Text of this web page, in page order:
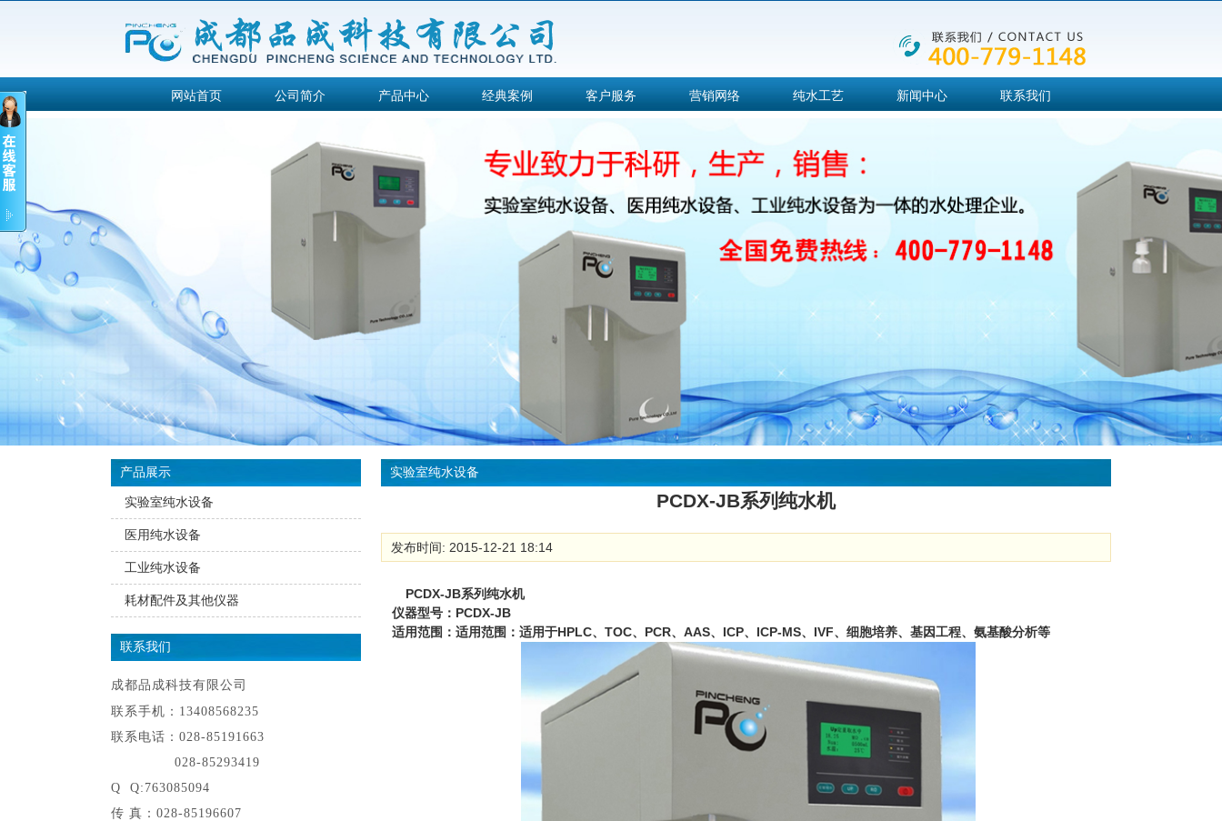
网站首页 公司简介 产品中心 经典案例 客户服务 营销网络 纯水工艺 新闻中心 联系我们
产品展示
实验室纯水设备
医用纯水设备
工业纯水设备
耗材配件及其他仪器
联系我们
成都品成科技有限公司
联系手机：13408568235
联系电话：028-85191663
028-85293419
Q Q:763085094
传 真：028-85196607
实验室纯水设备
PCDX-JB系列纯水机
发布时间: 2015-12-21 18:14
PCDX-JB系列纯水机
仪器型号： PCDX-JB
适用范围：适用范围：适用于HPLC、 TOC、 PCR、 AAS、 ICP、 ICP-MS、 IVF、细胞培养、基因工程、氨基酸分析等